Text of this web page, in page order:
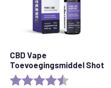
CBD Vape
Toevoegingsmiddel Shot
Beoordeling: 4.8 out of 5